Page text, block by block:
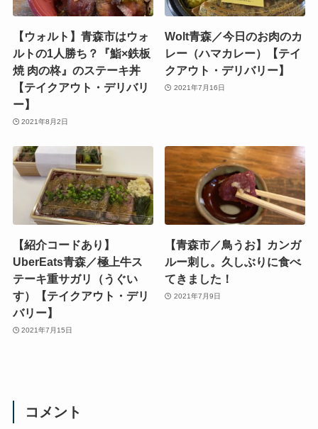
【ウォルト】青森市はウォ
ルトの1人勝ち？『鮨×鉄板
焼 肉の柊』のステーキ丼
【テイクアウト・デリバリ
ー】
2021年8月2日
Wolt青森／今日のお肉のカ
レー（ハマカレー）【テイ
クアウト・デリバリー】
2021年7月16日
【紹介コードあり】
UberEats青森／極上牛ス
テーキ重サガリ（うぐい
す）【テイクアウト・デリ
バリー】
2021年7月15日
【青森市／鳥うお】カンガ
ルー刺し。久しぶりに食べ
てきました！
2021年7月9日
コメント